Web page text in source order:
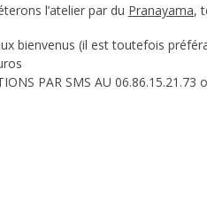
l’atelier par du Pranayama,
bienvenus (il est toutefois
PAR SMS AU 06.86.15.21.73